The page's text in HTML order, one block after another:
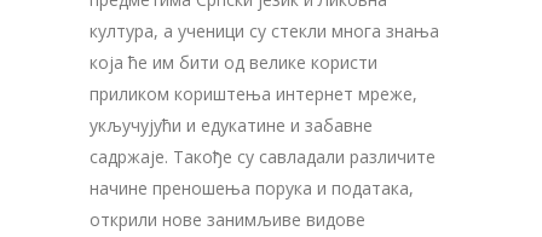
култура, а ученици су стекли многа знања
која ће им бити од велике користи
приликом кориштења интернет мреже,
укључујући и едукатине и забавне
садржаје. Такође су савладали различите
начине преношења порука и података,
открили нове занимљиве видове